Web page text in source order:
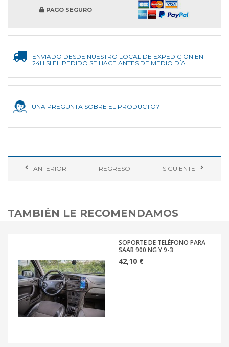
PAGO SEGURO
ENVIADO DESDE NUESTRO LOCAL DE EXPEDICIÓN EN
24H SI EL PEDIDO SE HACE ANTES DE MEDIO DÍA
UNA PREGUNTA SOBRE EL PRODUCTO?
ANTERIOR REGRESO SIGUIENTE
TAMBIÉN LE RECOMENDAMOS
SOPORTE DE TELÉFONO PARA
SAAB 900 NG Y 9-3
42,10 €